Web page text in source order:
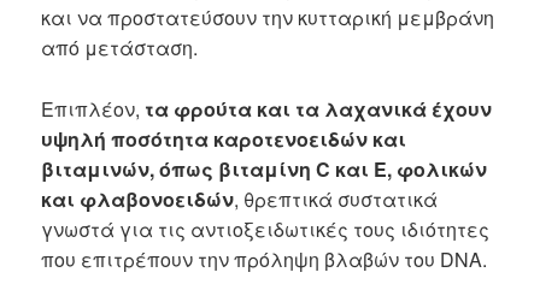
και να προστατεύσουν την κυτταρική μεμβράνη
από μετάσταση.
Επιπλέον, τα φρούτα και τα λαχανικά έχουν
υψηλή ποσότητα καροτενοειδών και
βιταμινών, όπως βιταμίνη C και Ε, φολικών
και φλαβονοειδών, θρεπτικά συστατικά
γνωστά για τις αντιοξειδωτικές τους ιδιότητες
που επιτρέπουν την πρόληψη βλαβών του DNA.